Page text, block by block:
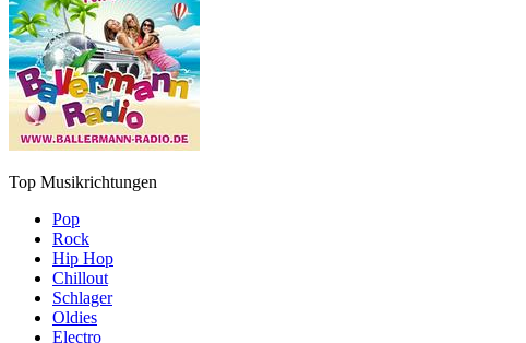
Top Musikrichtungen
Pop
Rock
Hip Hop
Chillout
Schlager
Oldies
Electro